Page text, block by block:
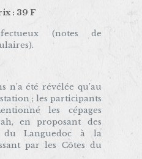
: 39 F
(notes de
n’a été révélée qu’au
; les participants
les cépages
en proposant des
du Languedoc à la
par les Côtes du